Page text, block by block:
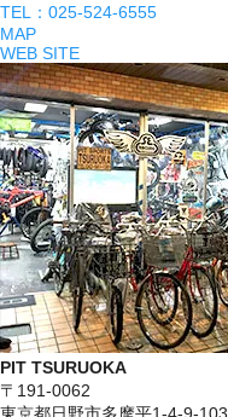
TEL：025-524-6555
MAP
WEB SITE
PIT TSURUOKA
〒191-0062